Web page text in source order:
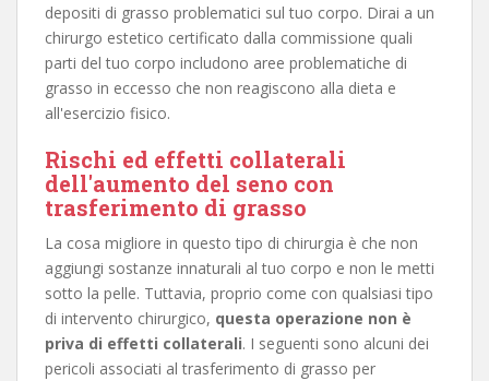
depositi di grasso problematici sul tuo corpo. Dirai a un
chirurgo estetico certificato dalla commissione quali
parti del tuo corpo includono aree problematiche di
grasso in eccesso che non reagiscono alla dieta e
all'esercizio fisico.
Rischi ed effetti collaterali
dell'aumento del seno con
trasferimento di grasso
La cosa migliore in questo tipo di chirurgia è che non
aggiungi sostanze innaturali al tuo corpo e non le metti
sotto la pelle. Tuttavia, proprio come con qualsiasi tipo
di intervento chirurgico, questa operazione non è
priva di effetti collaterali. I seguenti sono alcuni dei
pericoli associati al trasferimento di grasso per